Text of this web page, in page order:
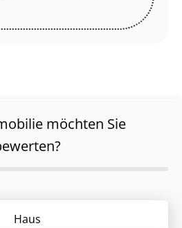
möchten Sie
Haus